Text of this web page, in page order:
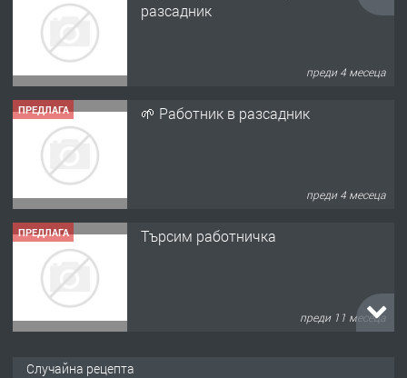
разсадник
преди 4 месеца
ПРЕДЛАГА 🌱 Работник в разсадник
преди 4 месеца
ПРЕДЛАГА Търсим работничка
преди 11 месеца
Случайна рецепта